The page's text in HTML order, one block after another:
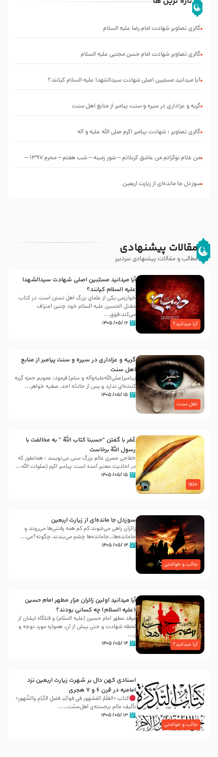
گالری تصاویر شهادت امام رضا علیه السلام
گالری تصاویر شهادت امام حسن مجتبی علیه السلام
آیا میدانید مسبّبین اصلی شهادت سیدالشهدا علیه ‌السلام کیانند؟
گریه و عزاداری در سیره و سنت پیامبر از منابع اهل سنت
گالری تصاویر : شهادت پیامبر اکرم صلی الله علیه و آله
من غلام نوکراتم من عاشق کربلاتم – شور زمینه – شب هفتم – محرم 1397 –
سوزدل جا مانده‌ای از زیارت اربعین
مقالات پیشنهادی
مطالب و مقالات پیشنهادی سردبیر
آیا میدانید؟
آیا میدانید مسبّبین اصلی شهادت سیدالشهدا
علیه ‌السلام کیانند؟
خوارزمی یکی از علمای بزرگ اهل تسنن است، در کتاب
مقتل الحسین علیه ‌السلام خود چنین اعتراف
می‌کند:فوَق...
۱۶ /۰۵/ ۱۴۰۵
اهل سنت
گریه و عزاداری در سیره و سنت پیامبر از منابع
اهل سنت
پیامبر(صلی‌الله‌علیه‌وآله و سلم) فرمود: عمویم حمزه گریه
کننده‌ای ندارد و پس از حادثه احد، صفیه خواهر...
۱۵ /۰۵/ ۱۴۰۵
خلفا
عُمَر با گفتن “حسبنا كتاب اللّه ” به مخالفت با
رسول اللّه برخاست
خفاجی مصری عالم بزرگ سنی می‌نویسد : همانطور که
در احادیث معتبر آمده است، پیامبر اکرم (صلوات اللّه...
۱۵ /۰۵/ ۱۴۰۵
جالب و خواندنی
سوزدل جا مانده‌ای از زیارت اربعین
زائران راهی می‌شوند،کم‌ کم همه رفتنی‌ها می‌روند و
جامانده‌ها…جامانده‌ها چشم می‌بندند.چگونه؟می‌...
۱۴ /۰۵/ ۱۴۰۵
آیا میدانید؟
آیا میدانید اولین زائران مزار مطهر امام حسین
(علیه السلام) چه کسانی بودند؟
مرقد مطهر امام حسین (علیه السلام) و قتلگاه ایشان از
لحظه شهادت و حتی پیش از آن، همواره مورد توجه و
ز...
۱۴ /۰۵/ ۱۴۰۵
جالب و خواندنی
اسنادی کهن دال بر شهرت زیارت اربعین نزد
امامیه در قرن ۶ و ۷ هجری
کتاب «العَلَمُ المَشهور في فَوائِدِ فَضلِ الأيّامِ وَالشُّهورِ»
تألیف عالم برجسته‌ی اهل‌سنّت…...
۱۳ /۰۵/ ۱۴۰۵